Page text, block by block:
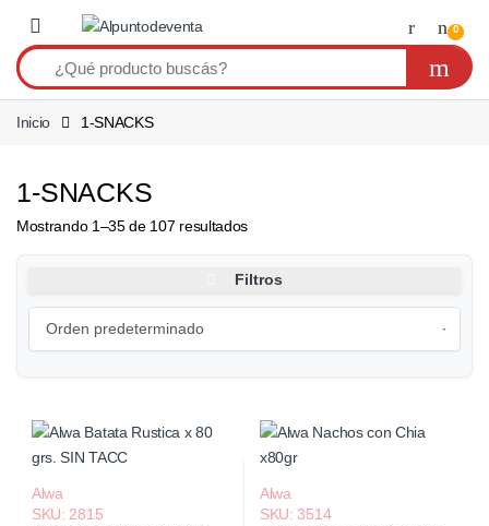
Saltar a navegación
0
Inicio 1-SNACKS
1-SNACKS
Mostrando 1–35 de 107 resultados
Filtros
Alwa
SKU: 2815
Alwa
SKU: 3514